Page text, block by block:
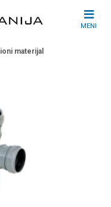
MENI
materijal